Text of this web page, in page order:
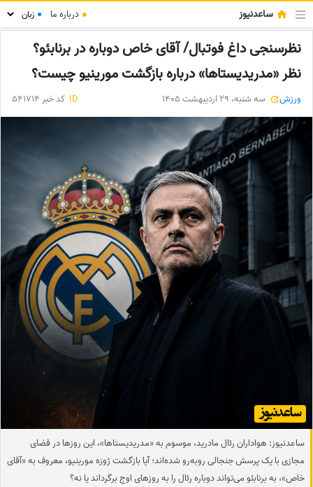
ساعدنیوز ● درباره ما ●
نظرسنجی داغ فوتبال/ آقای خاص دوباره در برنابئو؟
نظر «مدریدیستاها» درباره بازگشت مورینیو چیست؟
ورزش سه شنبه، 29 اردیبهشت 1405 ID کد خبر 541714
ساعدنیوز: هواداران رئال مادرید، موسوم به «مدریدیستاها»، این روزها در فضای
مجازی با یک پرسش جنجالی روبه‌رو شده‌اند؛ آیا بازگشت ژوزه مورینیو، معروف به «آقای
خاص»، به برنابئو می‌تواند دوباره رئال را به روزهای اوج برگرداند یا نه؟